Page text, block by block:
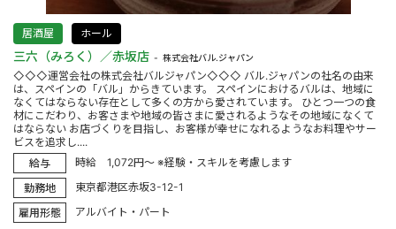
居酒屋 ホール
三六（みろく）／赤坂店 株式会社バル.ジャパン
◇◇◇運営会社の株式会社バルジャパン◇◇◇ バル.ジャパンの社名の由来
は、スペインの「バル」からきています。 スペインにおけるバルは、地域に
なくてはならない存在として多くの方から愛されています。 ひとつ一つの食
材にこだわり、お客さまや地域の皆さまに愛されるようなその地域になくて
はならない お店づくりを目指し、お客様が幸せになれるようなお料理やサー
ビスを追求し....
給与
時給 1,072円～ ※経験・スキルを考慮します
勤務地
東京都港区赤坂3-12-1
雇用形態
アルバイト・パート